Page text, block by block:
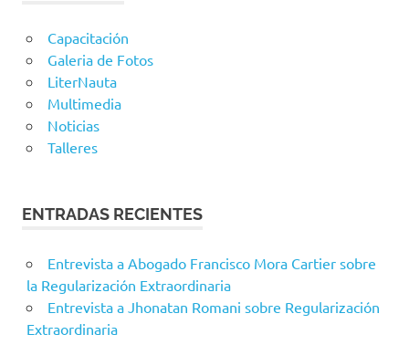
Capacitación
Galeria de Fotos
LiterNauta
Multimedia
Noticias
Talleres
ENTRADAS RECIENTES
Entrevista a Abogado Francisco Mora Cartier sobre
la Regularización Extraordinaria
Entrevista a Jhonatan Romani sobre Regularización
Extraordinaria